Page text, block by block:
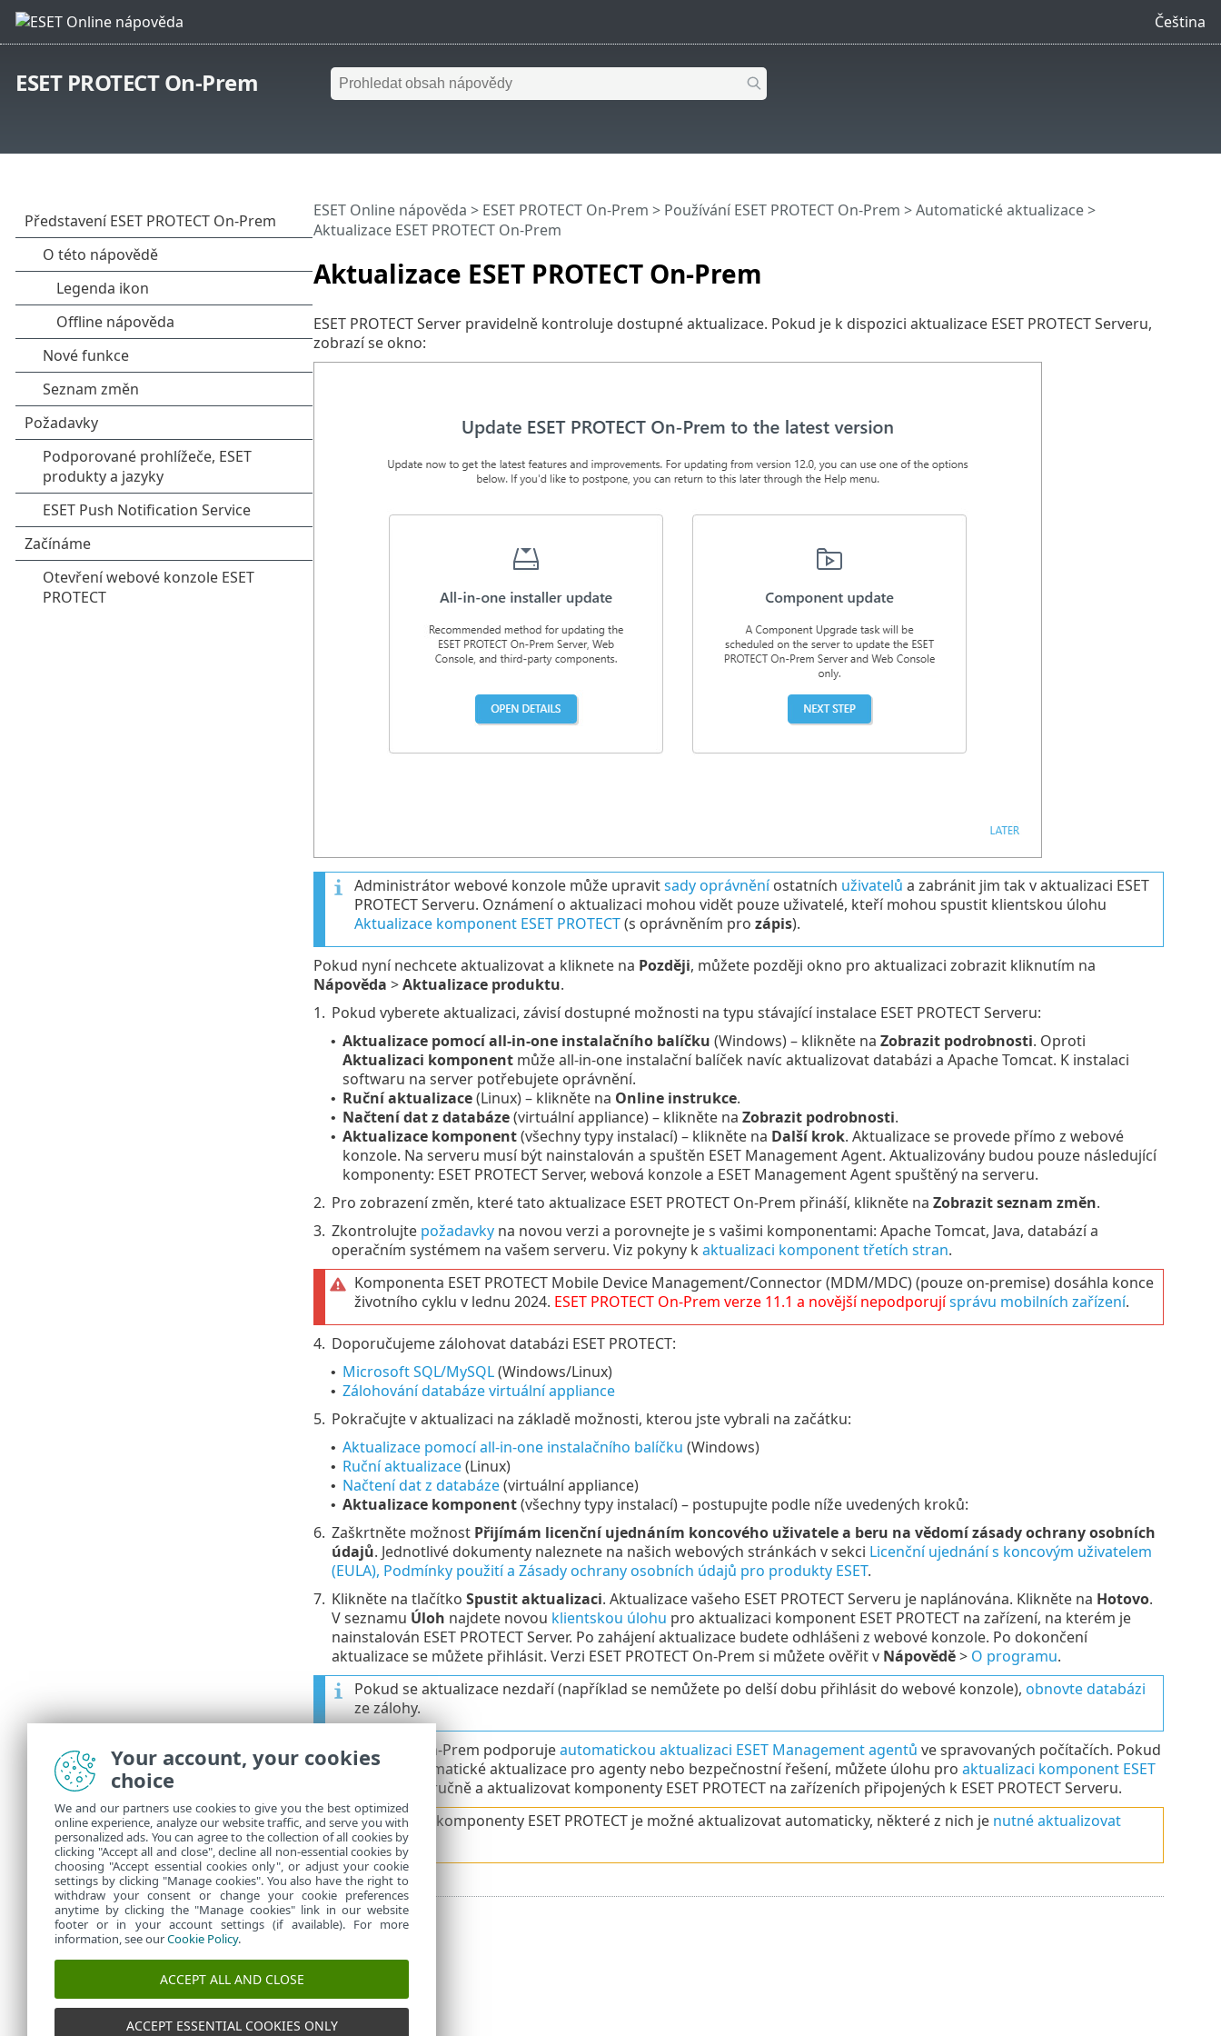
Čeština
ESET PROTECT On-Prem
Aktualizace ESET PROTECT On-Prem
ESET Online nápověda > ESET PROTECT On-Prem > Používání ESET PROTECT On-Prem >Automatické aktualizace>
Aktualizace ESET PROTECT On-Prem
ESET PROTECT Server pravidelně kontroluje dostupné aktualizace. Pokud je k dispozici aktualizace ESET PROTECT Serveru,
zobrazí se okno:
Administrátor webové konzole může upravitsady oprávněníostatních uživatelů a zabránit jim tak v aktualizaci ESET
PROTECT Serveru. Oznámení o aktualizaci mohou vidět pouze uživatelé, kteří mohou spustit klientskou úlohu
Aktualizace komponent ESET PROTECT(s oprávněním pro zápis).
Pokud nyní nechcete aktualizovat a kliknete na Později, můžete později okno pro aktualizaci zobrazit kliknutím na
Nápověda >Aktualizace produktu.
1. Pokud vyberete aktualizaci, závisí dostupné možnosti na typu stávající instalace ESET PROTECT Serveru:
• Aktualizace pomocí all-in-one instalačního balíčku (Windows) – klikněte na Zobrazit podrobnosti. Oproti
Aktualizaci komponentmůže all-in-one instalační balíček navíc aktualizovat databázi a Apache Tomcat. K instalaci
softwaru na server potřebujete oprávnění.
• Ruční aktualizace(Linux) – klikněte na Online instrukce.
• Načtení dat z databáze(virtuální appliance) – klikněte na Zobrazit podrobnosti.
• Aktualizace komponent(všechny typy instalací) – klikněte na Další krok. Aktualizace se provede přímo z webové
konzole. Na serveru musí být nainstalován a spuštěn ESET Management Agent. Aktualizovány budou pouze následující
komponenty: ESET PROTECT Server, webová konzole a ESET Management Agent spuštěný na serveru.
2. Pro zobrazení změn, které tato aktualizace ESET PROTECT On-Prem přináší, klikněte na Zobrazit seznam změn.
3. Zkontrolujte požadavkyna novou verzi a porovnejte je s vašimi komponentami: Apache Tomcat, Java, databází a
operačním systémem na vašem serveru. Viz pokyny k aktualizaci komponent třetích stran.
Komponenta ESET PROTECT Mobile Device Management/Connector (MDM/MDC) (pouze on-premise) dosáhla konce
životního cyklu v lednu 2024. ESET PROTECT On-Prem verze 11.1 a novější nepodporují správu mobilních zařízení.
4. Doporučujeme zálohovat databázi ESET PROTECT:
• Microsoft SQL/MySQL(Windows/Linux)
• Zálohování databáze virtuální appliance
5. Pokračujte v aktualizaci na základě možnosti, kterou jste vybrali na začátku:
• Aktualizace pomocí all-in-one instalačního balíčku (Windows)
• Ruční aktualizace(Linux)
• Načtení dat z databáze(virtuální appliance)
• Aktualizace komponent(všechny typy instalací) – postupujte podle níže uvedených kroků:
6. Zaškrtněte možnost Přijímám licenční ujednáním koncového uživatele a beru na vědomí zásady ochrany osobních
údajů. Jednotlivé dokumenty naleznete na našich webových stránkách v sekci Licenční ujednání s koncovým uživatelem
(EULA), Podmínky použití a Zásady ochrany osobních údajů pro produkty ESET.
7. Klikněte na tlačítko Spustit aktualizaci. Aktualizace vašeho ESET PROTECT Serveru je naplánována. Klikněte na Hotovo.
V seznamu Úloh najdete novou klientskou úlohu pro aktualizaci komponent ESET PROTECT na zařízení, na kterém je
nainstalován ESET PROTECT Server. Po zahájení aktualizace budete odhlášeni z webové konzole. Po dokončení
aktualizace se můžete přihlásit. Verzi ESET PROTECT On-Prem si můžete ověřit v Nápovědě> O programu.
Pokud se aktualizace nezdaří (například se nemůžete po delší dobu přihlásit do webové konzole), obnovte databázi
ze zálohy.
ESET PROTECT On-Prem podporujeautomatickou aktualizaci ESET Management agentů ve spravovaných počítačích. Pokud
jste zakázali automatické aktualizace pro agenty nebo bezpečnostní řešení, můžete úlohu pro aktualizaci komponent ESET
spustit ručně a aktualizovat komponenty ESET PROTECT na zařízeních připojených k ESET PROTECT Serveru.
Ne všechny komponenty ESET PROTECT je možné aktualizovat automaticky, některé z nich je nutné aktualizovat
ručně.
Your account, your cookies
choice
We and our partners use cookies to give you the best optimized
online experience, analyze our website traffic, and serve you with
personalized ads. You can agree to the collection of all cookies by
clicking "Accept all and close", decline all non-essential cookies by
choosing "Accept essential cookies only", or adjust your cookie
settings by clicking "Manage cookies". You also have the right to
withdraw your consent or change your cookie preferences
anytime by clicking the "Manage cookies" link in our website
footer or in your account settings (if available). For more
information, see ourCookie Policy.
ACCEPT ALL AND CLOSE
ACCEPT ESSENTIAL COOKIES ONLY